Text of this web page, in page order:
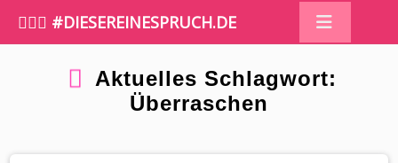
🤷🏼‍♀️ #DIESEREINESPRUCH.DE
Aktuelles Schlagwort:
Überraschen